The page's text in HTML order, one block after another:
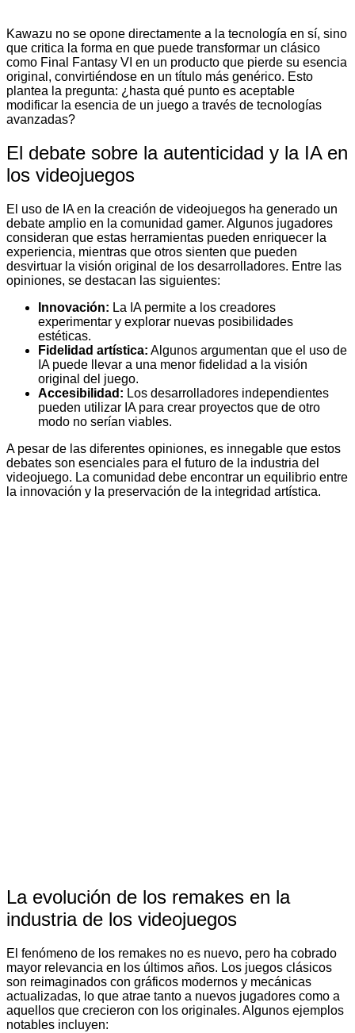
Kawazu no se opone directamente a la tecnología en sí, sino
que critica la forma en que puede transformar un clásico
como Final Fantasy VI en un producto que pierde su esencia
original, convirtiéndose en un título más genérico. Esto
plantea la pregunta: ¿hasta qué punto es aceptable
modificar la esencia de un juego a través de tecnologías
avanzadas?
El debate sobre la autenticidad y la IA en
los videojuegos
El uso de IA en la creación de videojuegos ha generado un
debate amplio en la comunidad gamer. Algunos jugadores
consideran que estas herramientas pueden enriquecer la
experiencia, mientras que otros sienten que pueden
desvirtuar la visión original de los desarrolladores. Entre las
opiniones, se destacan las siguientes:
Innovación: La IA permite a los creadores
experimentar y explorar nuevas posibilidades
estéticas.
Fidelidad artística: Algunos argumentan que el uso de
IA puede llevar a una menor fidelidad a la visión
original del juego.
Accesibilidad: Los desarrolladores independientes
pueden utilizar IA para crear proyectos que de otro
modo no serían viables.
A pesar de las diferentes opiniones, es innegable que estos
debates son esenciales para el futuro de la industria del
videojuego. La comunidad debe encontrar un equilibrio entre
la innovación y la preservación de la integridad artística.
La evolución de los remakes en la
industria de los videojuegos
El fenómeno de los remakes no es nuevo, pero ha cobrado
mayor relevancia en los últimos años. Los juegos clásicos
son reimaginados con gráficos modernos y mecánicas
actualizadas, lo que atrae tanto a nuevos jugadores como a
aquellos que crecieron con los originales. Algunos ejemplos
notables incluyen: